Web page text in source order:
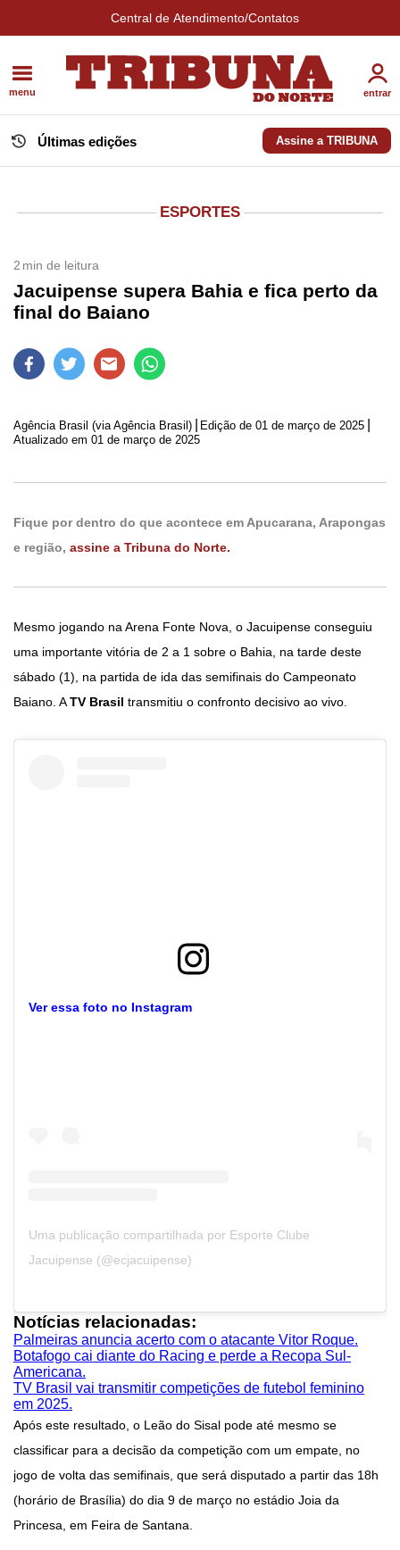
Central de Atendimento/Contatos
menu entrar
Últimas edições Assine a TRIBUNA
ESPORTES
2 min de leitura
Jacuipense supera Bahia e fica perto da
final do Baiano
Agência Brasil (via Agência Brasil) Edição de 01 de março de 2025
Atualizado em 01 de março de 2025
Fique por dentro do que acontece em Apucarana, Arapongas
e região, assine a Tribuna do Norte.
Mesmo jogando na Arena Fonte Nova, o Jacuipense conseguiu
uma importante vitória de 2 a 1 sobre o Bahia, na tarde deste
sábado (1), na partida de ida das semifinais do Campeonato
Baiano. ATV Brasil transmitiu o confronto decisivo ao vivo.
Ver essa foto no Instagram
Uma publicação compartilhada por Esporte Clube
Jacuipense (@ecjacuipense)
Notícias relacionadas:
Palmeiras anuncia acerto com o atacante Vitor Roque.
Botafogo cai diante do Racing e perde a Recopa Sul-
Americana.
TV Brasil vai transmitir competições de futebol feminino
em 2025.
Após este resultado, o Leão do Sisal pode até mesmo se
classificar para a decisão da competição com um empate, no
jogo de volta das semifinais, que será disputado a partir das 18h
(horário de Brasília) do dia 9 de março no estádio Joia da
Princesa, em Feira de Santana.